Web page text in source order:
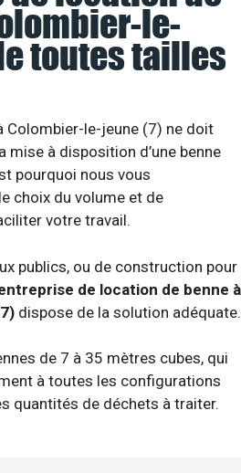
le-
toutes tailles
Colombier-le-jeune (7) ne doit
mise à disposition d’une benne
pourquoi nous vous
choix du volume et de
votre travail.
publics, ou de construction pour
de location de benne à
dispose de la solution adéquate.
de 7 à 35 mètres cubes, qui
à toutes les configurations
quantités de déchets à traiter.